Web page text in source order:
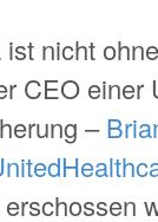
nicht
CEO einer
–